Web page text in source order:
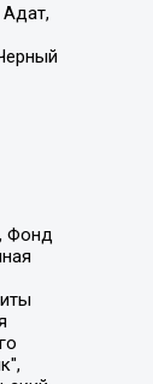
Табризович, Яшин Илья Валерьевич, Общество с ограниченной ответственностью "Иноагент ААВ", Алешковский Дмитрий Петрович, Альбац Евгения Марковна, Быков Дмитрий Львович, Галямина Юлия Евгеньевна, Лойко Сергей Леонидович, Мартынов Кирилл Константинович, Медведев Сергей Александрович, Крашенинников Федор Геннадиевич, Гордеева Катерина Вл